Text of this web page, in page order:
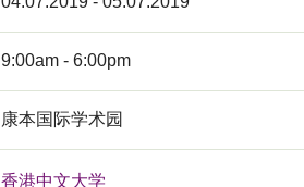
9:00am - 6:00pm
康本国际学术园
香港中文大学